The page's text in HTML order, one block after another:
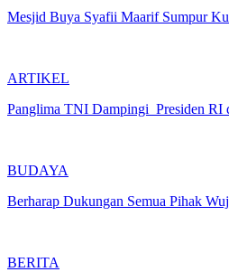
Mesjid Buya Syafii Maarif Sumpur
ARTIKEL
Panglima TNI Dampingi Presiden RI
BUDAYA
Berharap Dukungan Semua Pihak
BERITA